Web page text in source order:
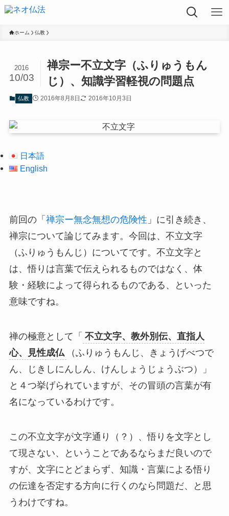
ホーム 仏教
禅宗ー不立文字（ふりゅうもん
じ）、知識学習軽視の問題点
2016
10/03
仏教 2016年8月8日 2016年10月3日
日本語
English
前回の「 禅宗ー無念無想の危険性 」に引き続き、
禅宗について論じてみます。今回は、不立文字
（ふりゅうもんじ）についてです。不立文字と
は、悟りは言葉で伝えられるものではなく、体
験・経験によって得られるものである、といった
意味ですね。
禅の極意として「 不立文字、教外別伝、直指人
心、見性成仏
（ふりゅうもんじ、きょうげべつで
ん、じきしにんしん、けんしょうじょうぶつ）」
と４つ挙げられていますが、その冒頭の言葉が有
名になっているわけです。
この不立文字が文字通り（？）、悟りを文字とし
て現さない、ということであるならまだ良いので
すが、文字にとどまらず、知識・言葉による悟り
の伝達を否定する方向に行くのなら問題だ、と思
うわけですね。